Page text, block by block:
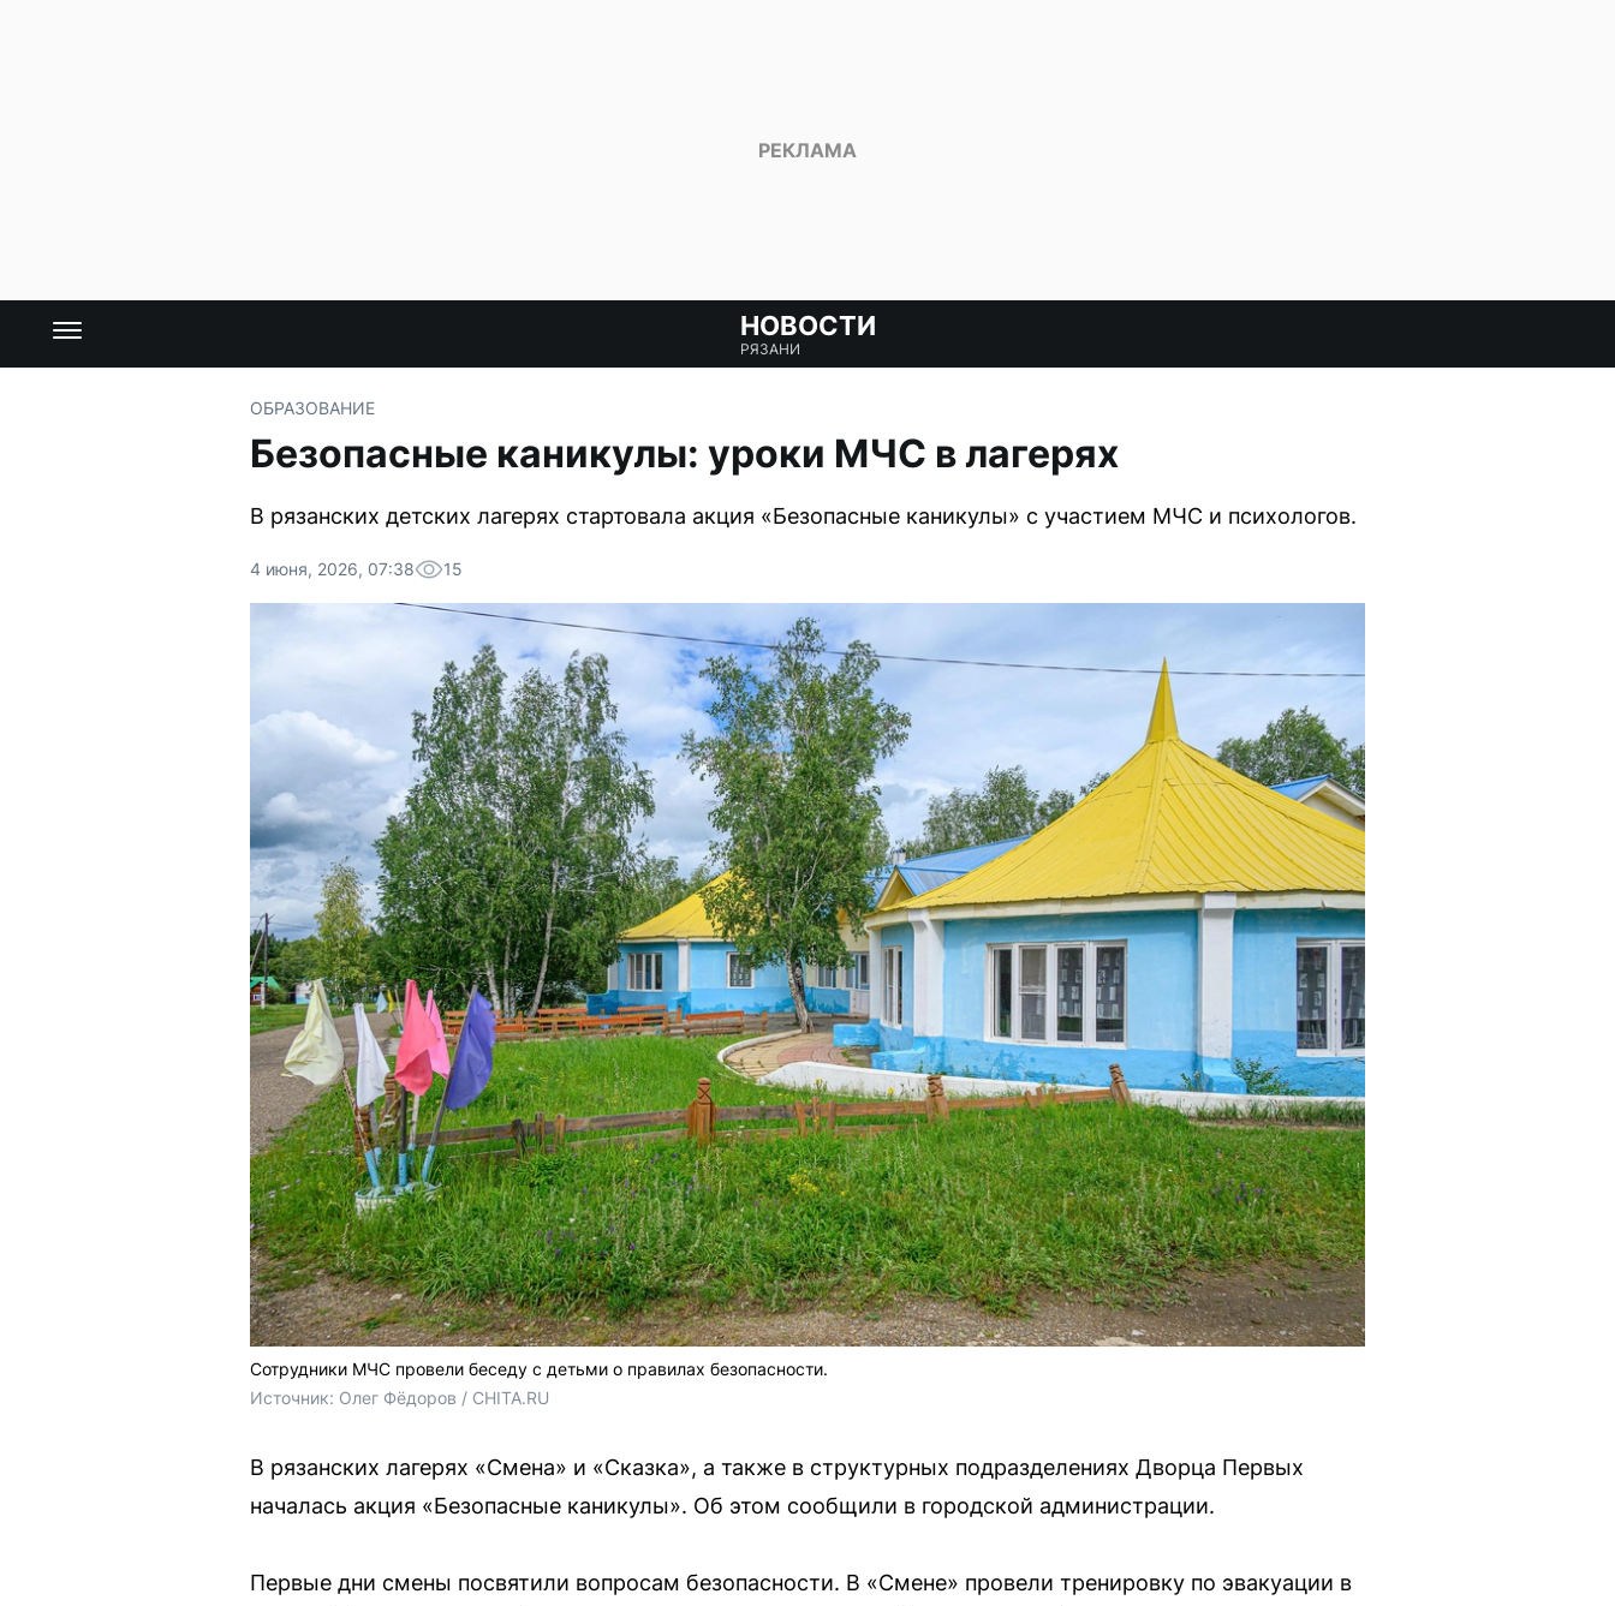
НОВОСТИ
РЯЗАНИ
ОБРАЗОВАНИЕ
Безопасные каникулы: уроки МЧС в лагерях
В рязанских детских лагерях стартовала акция «Безопасные каникулы» с участием МЧС и психологов.
4 июня, 2026, 07:38 15
Сотрудники МЧС провели беседу с детьми о правилах безопасности.
Источник: Олег Фёдоров / CHITA.RU
В рязанских лагерях «Смена» и «Сказка», а также в структурных подразделениях Дворца Первых
началась акция «Безопасные каникулы». Об этом сообщили в городской администрации.
Первые дни смены посвятили вопросам безопасности. В «Смене» провели тренировку по эвакуации в